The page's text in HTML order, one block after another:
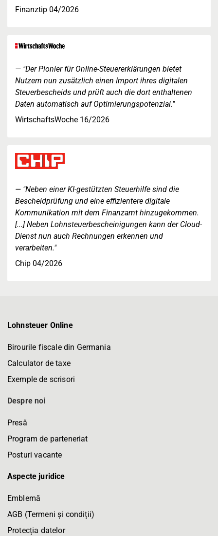
Finanztip 04/2026
"Der Pionier für Online-Steuererklärungen bietet
Nutzern nun zusätzlich einen Import ihres digitalen
Steuerbescheids und prüft auch die dort enthaltenen
Daten automatisch auf Optimierungspotenzial."
WirtschaftsWoche 16/2026
"Neben einer KI-gestützten Steuerhilfe sind die
Bescheidprüfung und eine effizientere digitale
Kommunikation mit dem Finanzamt hinzugekommen.
[...] Neben Lohnsteuerbescheinigungen kann der Cloud-
Dienst nun auch Rechnungen erkennen und
verarbeiten."
Chip 04/2026
Lohnsteuer Online
Birourile fiscale din Germania
Calculator de taxe
Exemple de scrisori
Despre noi
Presă
Program de parteneriat
Posturi vacante
Aspecte juridice
Emblemă
AGB (Termeni și condiții)
Protecția datelor